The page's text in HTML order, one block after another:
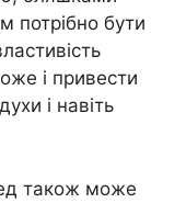
потрібно бути
і привести
і навіть
також може